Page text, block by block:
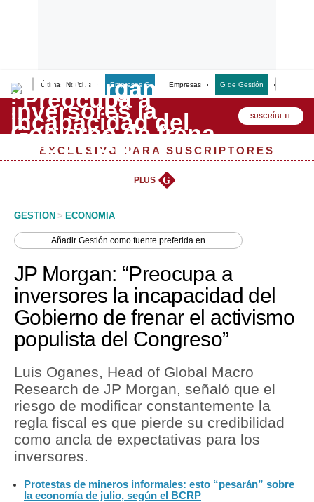
Últimas Noticias Empresas G Empresas G de Gestión
Lo último
Peru Quiosco
Management & Empleo
Perú
Política
Tu Dinero
Finanzas Personales
Inmobiliarias
Plus G
Opinión
Editorial
SUSCRÍBETE
EXCLUSIVO PARA SUSCRIPTORES
PLUS G
GESTION > ECONOMIA
AñadirGestión como fuente preferida en
JP Morgan: “Preocupa a
inversores la incapacidad del
Gobierno de frenar el activismo
populista del Congreso”
Luis Oganes, Head of Global Macro
Research de JP Morgan, señaló que el
riesgo de modificar constantemente la
regla fiscal es que pierde su credibilidad
como ancla de expectativas para los
inversores.
Protestas de mineros informales: esto “pesarán” sobre
la economía de julio, según el BCRP